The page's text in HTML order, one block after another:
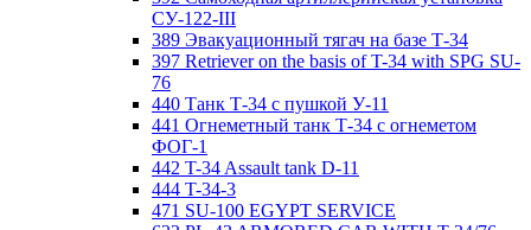
СУ-122-III
389 Эвакуационный тягач на базе Т-34
397 Retriever on the basis of T-34 with SPG SU-
76
440 Танк Т-34 с пушкой У-11
441 Огнеметный танк Т-34 с огнеметом
ФОГ-1
442 T-34 Assault tank D-11
444 T-34-3
471 SU-100 EGYPT SERVICE